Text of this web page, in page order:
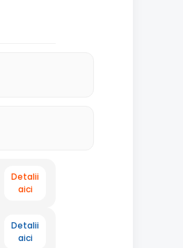
Detalii
aici
Detalii
aici